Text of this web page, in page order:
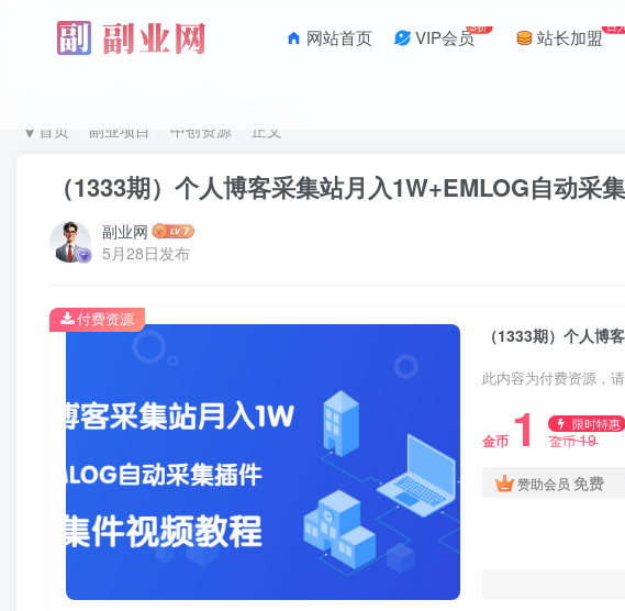
网站首页 VIP会员3折 站长加盟日
首页 副业项目 中创资源 正文
（1333期）个人博客采集站月入1W+EMLOG自动采
副业网
5月28日发布
此内容为付费资源，
金币 1 限时特惠
金币19
赞助会员 免费
付费资源